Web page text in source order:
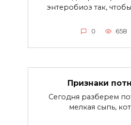
энтеробиоз так,
0 658
Признаки
Сегодня разберем
мелкая сыпь,